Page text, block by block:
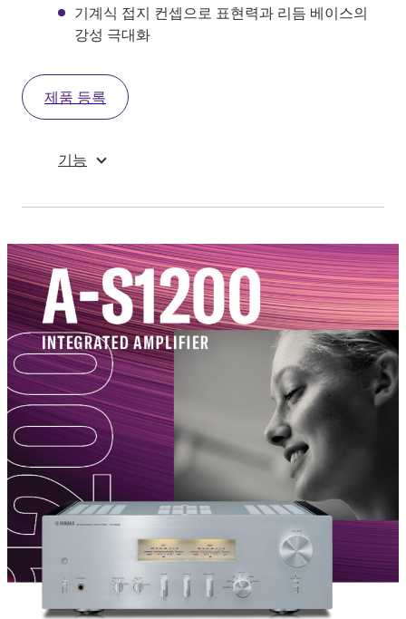
기계식 접지 컨셉으로 표현력과 리듬 베이스의
강성 극대화
제품 등록
기능